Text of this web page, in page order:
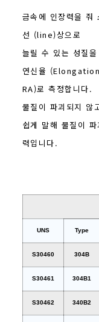
금속에 인장력을 줘
선 (line)상으로
늘릴 수 있는 성질
연신율
RA)로 측정합니다.
물질이 파괴되지 않
쉽게 말해 물질이
력입니다.
UNS Type
S30460 304B
S30461 304B1
S30462 340B2